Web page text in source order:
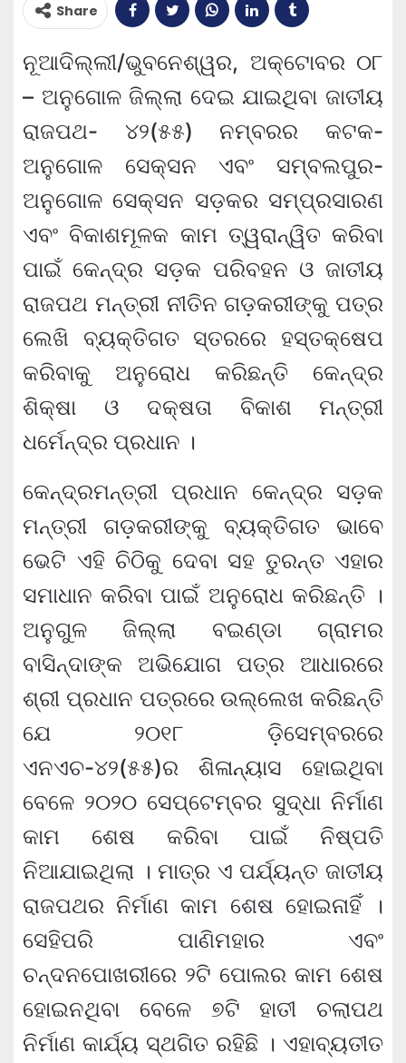
Share
ନୂଆଦିଲ୍ଲୀ/ଭୁବନେଶ୍ୱର, ଅକ୍ଟୋବର ୦୮
– ଅନୁଗୋଳ ଜିଲ୍ଲା ଦେଇ ଯାଇଥିବା ଜାତୀୟ
ରାଜପଥ- ୪୨(୫୫) ନମ୍ବରର କଟକ-
ଅନୁଗୋଳ ସେକ୍ସନ ଏବଂ ସମ୍ବଲପୁର-
ଅନୁଗୋଳ ସେକ୍ସନ ସଡ଼କର ସମ୍ପ୍ରସାରଣ
ଏବଂ ବିକାଶମୂଳକ କାମ ତ୍ୱରାନ୍ୱିତ କରିବା
ପାଇଁ କେନ୍ଦ୍ର ସଡ଼କ ପରିବହନ ଓ ଜାତୀୟ
ରାଜପଥ ମନ୍ତ୍ରୀ ନୀତିନ ଗଡ଼କରୀଙ୍କୁ ପତ୍ର
ଲେଖି ବ୍ୟକ୍ତିଗତ ସ୍ତରରେ ହସ୍ତକ୍ଷେପ
କରିବାକୁ ଅନୁରୋଧ କରିଛନ୍ତି କେନ୍ଦ୍ର
ଶିକ୍ଷା ଓ ଦକ୍ଷତା ବିକାଶ ମନ୍ତ୍ରୀ
ଧର୍ମେନ୍ଦ୍ର ପ୍ରଧାନ ।
କେନ୍ଦ୍ରମନ୍ତ୍ରୀ ପ୍ରଧାନ କେନ୍ଦ୍ର ସଡ଼କ
ମନ୍ତ୍ରୀ ଗଡ଼କରୀଙ୍କୁ ବ୍ୟକ୍ତିଗତ ଭାବେ
ଭେଟି ଏହି ଚିଠିକୁ ଦେବା ସହ ତୁରନ୍ତ ଏହାର
ସମାଧାନ କରିବା ପାଇଁ ଅନୁରୋଧ କରିଛନ୍ତି ।
ଅନୁଗୁଳ ଜିଲ୍ଲା ବଇଣ୍ଡା ଗ୍ରାମର
ବାସିନ୍ଦାଙ୍କ ଅଭିଯୋଗ ପତ୍ର ଆଧାରରେ
ଶ୍ରୀ ପ୍ରଧାନ ପତ୍ରରେ ଉଲ୍ଲେଖ କରିଛନ୍ତି
ଯେ ୨୦୧୮ ଡ଼ିସେମ୍ବରରେ
ଏନଏଚ-୪୨(୫୫)ର ଶିଳାନ୍ୟାସ ହୋଇଥିବା
ବେଳେ ୨୦୨୦ ସେପ୍ଟେମ୍ବର ସୁଦ୍ଧା ନିର୍ମାଣ
କାମ ଶେଷ କରିବା ପାଇଁ ନିଷ୍ପତି
ନିଆଯାଇଥିଲା । ମାତ୍ର ଏ ପର୍ଯ୍ୟନ୍ତ ଜାତୀୟ
ରାଜପଥର ନିର୍ମାଣ କାମ ଶେଷ ହୋଇନାହିଁ ।
ସେହିପରି ପାଣିମହାର ଏବଂ
ଚନ୍ଦନପୋଖରୀରେ ୨ଟି ପୋଲର କାମ ଶେଷ
ହୋଇନଥିବା ବେଳେ ୭ଟି ହାତୀ ଚଲାପଥ
ନିର୍ମାଣ କାର୍ଯ୍ୟ ସ୍ଥଗିତ ରହିଛି । ଏହାବ୍ୟତୀତ